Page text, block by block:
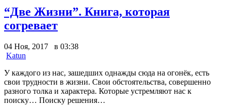
“Две Жизни”. Книга, которая
согревает
04 Ноя, 2017 в 03:38
Katun
У каждого из нас, зашедших однажды сюда на огонёк, есть
свои трудности в жизни. Свои обстоятельства, совершенно
разного толка и характера. Которые устремляют нас к
поиску… Поиску решения…